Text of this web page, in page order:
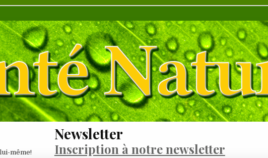
même!
Newsletter
Inscription à notre newsletter